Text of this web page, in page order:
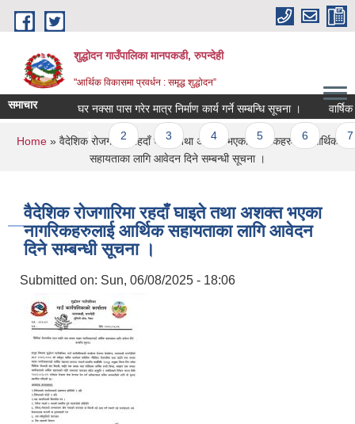
Skip to main content
शुद्धोदन गाउँपालिका मानपकडी, रुपन्देही
"आर्थिक विकासमा प्रवर्धन : समृद्ध शुद्धोदन”
समाचार घर नक्सा पास गरेर मात्र निर्माण कार्य गर्ने सम्बन्धि सूचना ।
Pages
1 2 3 4 5 6 7
You are here
Home » वैदेशिक रोजगारिमा रहदाँ घाइते तथा अशक्त भएका नागरिकहरुलाई आर्थिक
सहायताका लागि आवेदन दिने सम्बन्धी सूचना ।
वैदेशिक रोजगारिमा रहदाँ घाइते तथा अशक्त भएका
नागरिकहरुलाई आर्थिक सहायताका लागि आवेदन
दिने सम्बन्धी सूचना ।
Submitted on: Sun, 06/08/2025 - 18:06